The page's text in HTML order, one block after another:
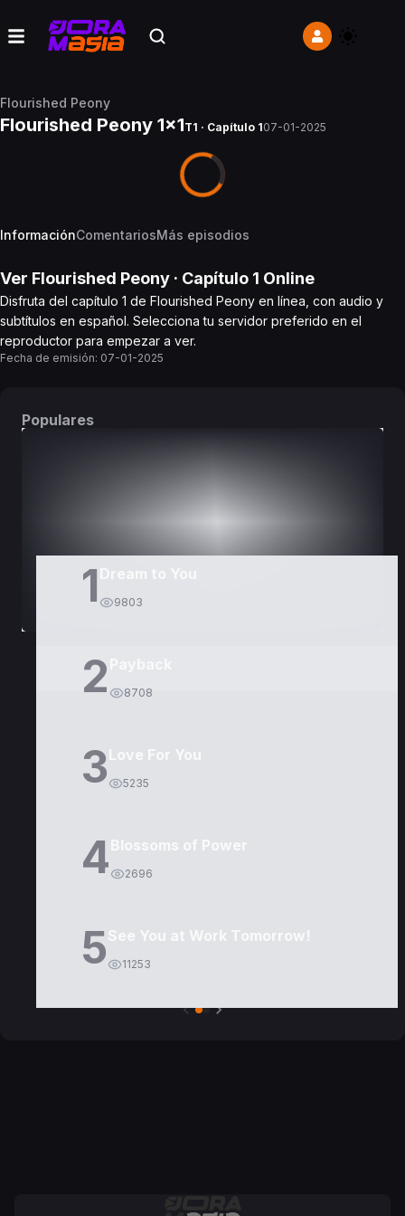
Flourished Peony
Flourished Peony 1x1T1 · Capítulo 107-01-2025
InformaciónComentariosMás episodios
Ver Flourished Peony · Capítulo 1 Online
Disfruta del capítulo 1 de Flourished Peony en línea, con audio y
subtítulos en español. Selecciona tu servidor preferido en el
reproductor para empezar a ver.
Fecha de emisión: 07-01-2025
Populares
1 Dream to You
9803
2 8708
3Love For You
5235
4Blossoms of Power
2696
5See You at Work Tomorrow!
11253